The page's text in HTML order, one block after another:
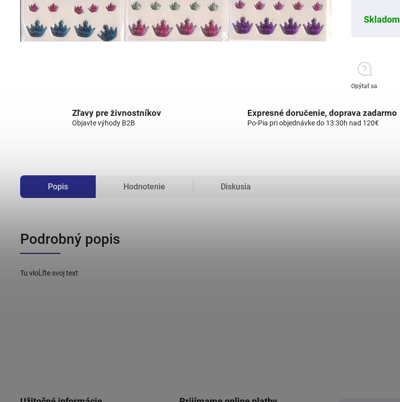
Skladom
Opýtať sa
Zľavy pre živnostníkov
Objavte výhody B2B
Expresné doručenie, doprava zadarmo
Po-Pia pri objednávke do 13:30h nad 120€
Popis Hodnotenie Diskusia
Podrobný popis
Tu vloĹľte svoj text